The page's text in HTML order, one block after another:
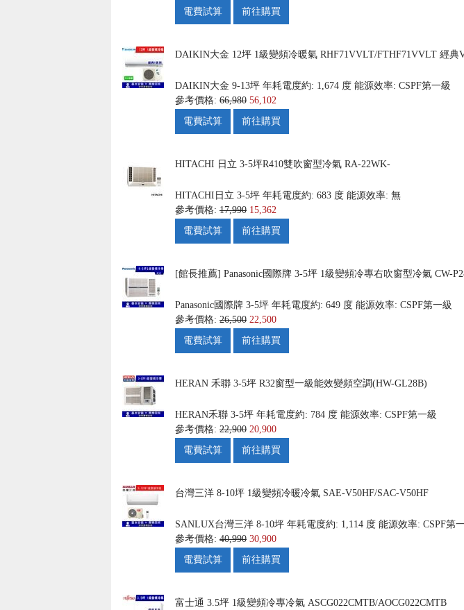
電費試算
前往購買
DAIKIN大金 12坪 1級變頻冷暖氣 RHF71VVLT/FTHF71VVLT 經典
DAIKIN大金 9-13坪 年耗電度約: 1,674 度 能源效率: CSPF第一級
參考價格: 66,980 56,102
電費試算
前往購買
HITACHI 日立 3-5坪R410雙吹窗型冷氣 RA-22WK-
HITACHI日立 3-5坪 年耗電度約: 683 度 能源效率: 無
參考價格: 17,990 15,362
電費試算
前往購買
[館長推薦] Panasonic國際牌 3-5坪 1級變頻冷專右吹窗型冷氣 CW-
Panasonic國際牌 3-5坪 年耗電度約: 649 度 能源效率: CSPF第一級
參考價格: 26,500 22,500
電費試算
前往購買
HERAN 禾聯 3-5坪 R32窗型一級能效變頻空調(HW-GL28B)
HERAN禾聯 3-5坪 年耗電度約: 784 度 能源效率: CSPF第一級
參考價格: 22,900 20,900
電費試算
前往購買
台灣三洋 8-10坪 1級變頻冷暖冷氣 SAE-V50HF/SAC-V50HF
SANLUX台灣三洋 8-10坪 年耗電度約: 1,114 度 能源效率: CSPF第
參考價格: 40,990 30,900
電費試算
前往購買
富士通 3.5坪 1級變頻冷專冷氣 ASCG022CMTB/AOCG022CMTB